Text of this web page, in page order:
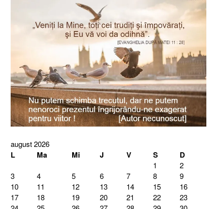
august 2026
L Ma Mi J V S D
1
2
3
4 5 6 7 8
9
10
11 12 13 14 15
16
17
18 19 20 21 22
23